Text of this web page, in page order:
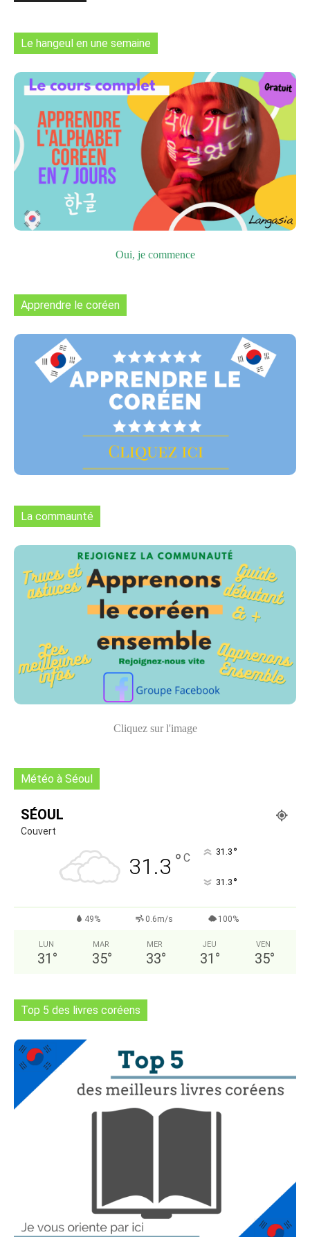
Le hangeul en une semaine
Oui, je commence
Apprendre le coréen
La commaunté
Cliquez sur l'image
Météo à Séoul
SÉOUL
Couvert
31.3 ° C 31.3 °
31.3 °
49% 0.6m/s 100%
LUN
31 °
MAR
35°
MER
33°
JEU
31 °
VEN
35°
Top 5 des livres coréens